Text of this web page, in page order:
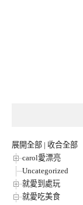
展開全部 | 收合全部
carol愛漂亮
Uncategorized
就愛到處玩
就愛吃美食